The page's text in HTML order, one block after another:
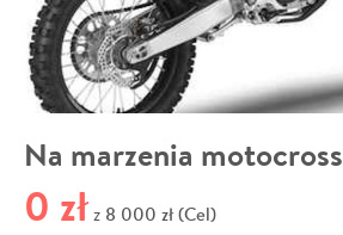
Na marzenia motocross
0 zł z 8 000 zł (Cel)